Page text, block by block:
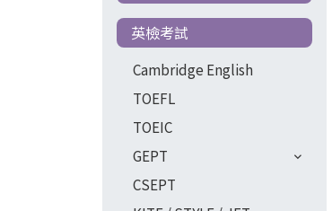
英檢考試
Cambridge English
TOEFL
TOEIC
GEPT
CSEPT